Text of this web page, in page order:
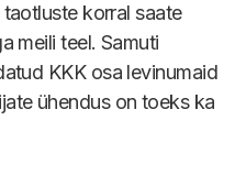
korral saate
meili teel. Samuti
KKK osa levinumaid
ühendus on toeks ka